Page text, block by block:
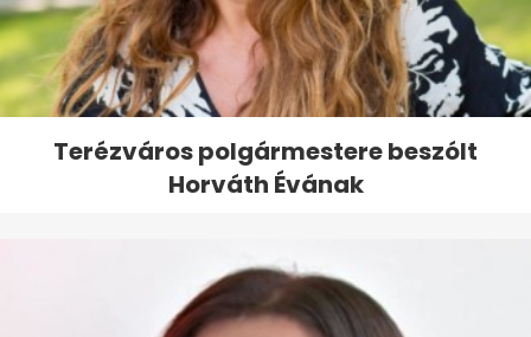
Terézváros polgármestere beszólt
Horváth Évának